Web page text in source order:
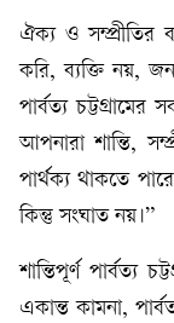
ঐক্য ও সম্প্রীতির
করি, ব্যক্তি নয়,
পার্বত্য
আপনারা শান্তি,
পার্থক্য থাকতে
কিন্তু সংঘাত নয়।”
শান্তিপূর্ণ পার্বত্য
একান্ত কামনা,